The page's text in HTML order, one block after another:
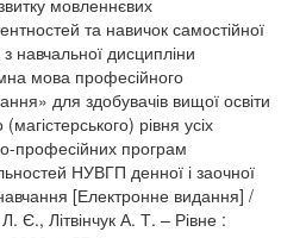
мовленнєвих
та навичок самостійної
навчальної дисципліни
мова професійного
для здобувачів вищої освіти
(магістерського) рівня усіх
професійних програм
НУВГП денної і заочної
[Електронне видання] /
Є., Літвінчук А. Т. – Рівне :